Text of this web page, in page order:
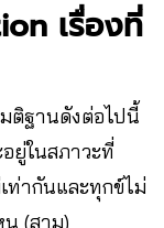
เรื่องที่
ติฐานดังต่อไปนี้
ยู่ในสภาวะที่
ท่ากันและทุกข์ไม่
(สาม)